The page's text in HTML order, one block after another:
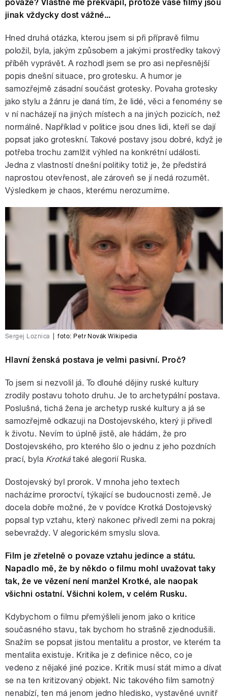
povaze? Vlastně mě překvapil, protože vaše filmy jsou
jinak vždycky dost vážné...
Hned druhá otázka, kterou jsem si při přípravě filmu
položil, byla, jakým způsobem a jakými prostředky takový
příběh vyprávět. A rozhodl jsem se pro asi nepřesnější
popis dnešní situace, pro grotesku. A humor je
samozřejmě zásadní součást grotesky. Povaha grotesky
jako stylu a žánru je daná tím, že lidé, věci a fenomény se
v ní nacházejí na jiných místech a na jiných pozicích, než
normálně. Například v politice jsou dnes lidi, kteří se dají
popsat jako groteskní. Takové postavy jsou dobré, když je
potřeba trochu zamlžit výhled na konkrétní události.
Jedna z vlastností dnešní politiky totiž je, že předstírá
naprostou otevřenost, ale zároveň se jí nedá rozumět.
Výsledkem je chaos, kterému nerozumíme.
Sergej Loznica foto: Petr Novák Wikipedia
Hlavní ženská postava je velmi pasivní. Proč?
To jsem si nezvolil já. To dlouhé dějiny ruské kultury
zrodily postavu tohoto druhu. Je to archetypální postava.
Poslušná, tichá žena je archetyp ruské kultury a já se
samozřejmě odkazuji na Dostojevského, který ji přivedl
k životu. Nevím to úplně jistě, ale hádám, že pro
Dostojevského, pro kterého šlo o jednu z jeho pozdních
prací, byla Krotkátaké alegorií Ruska.
Dostojevský byl prorok. V mnoha jeho textech
nacházíme proroctví, týkající se budoucnosti země. Je
docela dobře možné, že v povídce Krotká Dostojevský
popsal typ vztahu, který nakonec přivedl zemi na pokraj
sebevraždy. V alegorickém smyslu slova.
Film je zřetelně o povaze vztahu jedince a státu.
Napadlo mě, že by někdo o filmu mohl uvažovat taky
tak, že ve vězení není manžel Krotké, ale naopak
všichni ostatní. Všichni kolem, v celém Rusku.
Kdybychom o filmu přemýšleli jenom jako o kritice
současného stavu, tak bychom ho strašně zjednodušili.
Snažím se popsat jistou mentalitu a prostor, ve kterém ta
mentalita existuje. Kritika je z definice něco, co je
vedeno z nějaké jiné pozice. Kritik musí stát mimo a dívat
se na ten kritizovaný objekt. Nic takového film samotný
nenabízí, ten má jenom jedno hledisko, vystavěné uvnitř